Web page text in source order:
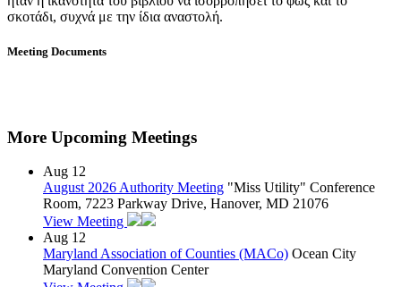
σκοτάδι, συχνά με την ίδια αναστολή.
Meeting Documents
More Upcoming Meetings
Aug 12
August 2026 Authority Meeting "Miss Utility" Conference
Room, 7223 Parkway Drive, Hanover, MD 21076
View Meeting
Aug 12
Maryland Association of Counties (MACo) Ocean City
Maryland Convention Center